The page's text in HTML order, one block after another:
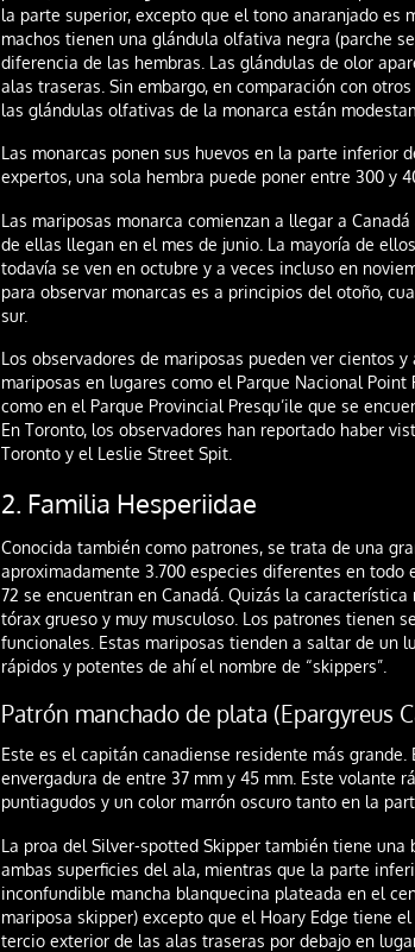
la parte superior, excepto que el tono anaranjado es
machos tienen una glándula olfativa negra (parche
diferencia de las hembras. Las glándulas de olor
alas traseras. Sin embargo, en comparación con
las glándulas olfativas de la monarca están
Las monarcas ponen sus huevos en la parte inferior
expertos, una sola hembra puede poner entre 300 y
Las mariposas monarca comienzan a llegar a
de ellas llegan en el mes de junio. La mayoría de
todavía se ven en octubre y a veces incluso en
para observar monarcas es a principios del otoño,
sur.
Los observadores de mariposas pueden ver cientos
mariposas en lugares como el Parque Nacional
como en el Parque Provincial Presqu’ile que se
En Toronto, los observadores han reportado haber
Toronto y el Leslie Street Spit.
2. Familia Hesperiidae
Conocida también como patrones, se trata de una
aproximadamente 3.700 especies diferentes en todo
72 se encuentran en Canadá. Quizás la
tórax grueso y muy musculoso. Los patrones tienen
funcionales. Estas mariposas tienden a saltar de un
rápidos y potentes de ahí el nombre de “skippers”.
Patrón manchado de plata (Epargyreus
Este es el capitán canadiense residente más grande.
envergadura de entre 37 mm y 45 mm. Este volante
puntiagudos y un color marrón oscuro tanto en la
La proa del Silver-spotted Skipper también tiene
ambas superficies del ala, mientras que la parte
inconfundible mancha blanquecina plateada en el
mariposa skipper) excepto que el Hoary Edge tiene
tercio exterior de las alas traseras por debajo en